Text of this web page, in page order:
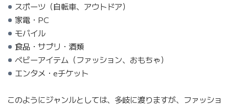
スポーツ（自転車、アウトドア）
家電・PC
モバイル
食品・サプリ・酒類
ベビーアイテム（ファッション、おもちゃ）
エンタメ・eチケット
このようにジャンルとしては、多岐に渡りますが、ファッショ